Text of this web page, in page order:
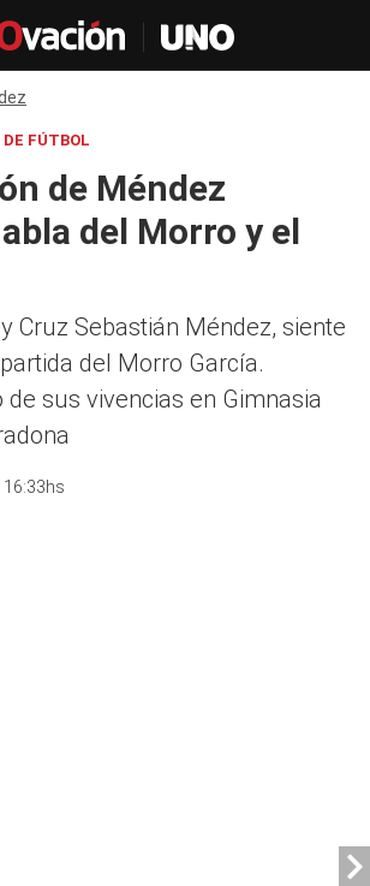
FÚTBOL
de Méndez
del Morro y el
Cruz Sebastián Méndez, siente
del Morro García.
sus vivencias en Gimnasia
16:33hs